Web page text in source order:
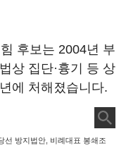
후보는 2004년 부
상 집단·흉기 등 상
에 처해졌습니다.
선 방지법안, 비례대표 봉쇄조